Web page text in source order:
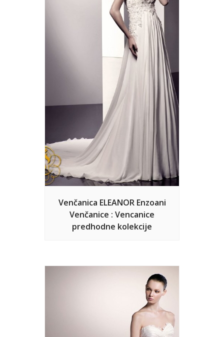
Venčanica ELEANOR Enzoani
Venčanice : Vencanice
predhodne kolekcije